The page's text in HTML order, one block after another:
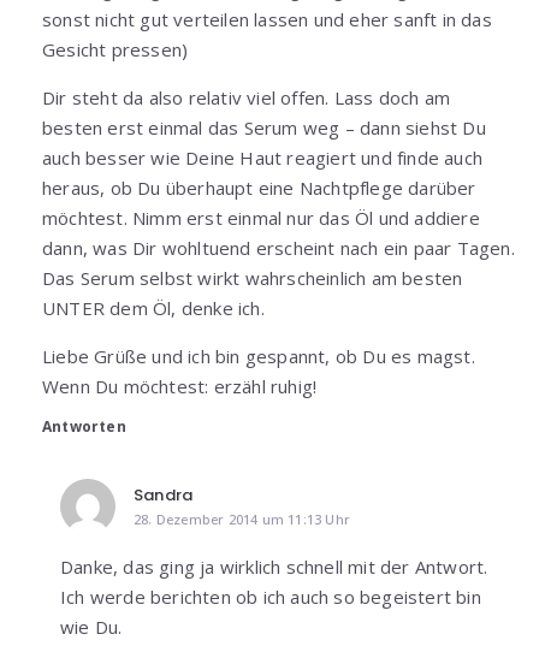
sonst nicht gut verteilen lassen und eher sanft in das
Gesicht pressen)
Dir steht da also relativ viel offen. Lass doch am
besten erst einmal das Serum weg – dann siehst Du
auch besser wie Deine Haut reagiert und finde auch
heraus, ob Du überhaupt eine Nachtpflege darüber
möchtest. Nimm erst einmal nur das Öl und addiere
dann, was Dir wohltuend erscheint nach ein paar Tagen.
Das Serum selbst wirkt wahrscheinlich am besten
UNTER dem Öl, denke ich.
Liebe Grüße und ich bin gespannt, ob Du es magst.
Wenn Du möchtest: erzähl ruhig!
Antworten
Sandra
28. Dezember 2014 um 11:13 Uhr
Danke, das ging ja wirklich schnell mit der Antwort.
Ich werde berichten ob ich auch so begeistert bin
wie Du.